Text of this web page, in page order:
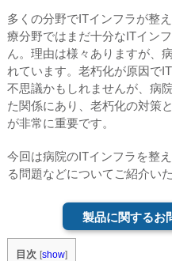
多くの分野でITインフラが整
療分野ではまだ十分なITイン
ん。理由は様々ありますが、
れています。老朽化が原因で
不思議かもしれませんが、病
た関係にあり、老朽化の対策
が非常に重要です。
今回は病院のITインフラを整
る問題などについてご紹介いた
製品に関するお
目次 [show]